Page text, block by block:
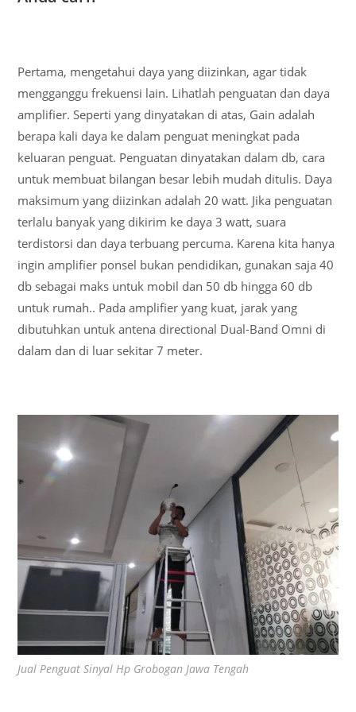
Pertama, mengetahui daya yang diizinkan, agar tidak
mengganggu frekuensi lain. Lihatlah penguatan dan daya
amplifier. Seperti yang dinyatakan di atas, Gain adalah
berapa kali daya ke dalam penguat meningkat pada
keluaran penguat. Penguatan dinyatakan dalam db, cara
untuk membuat bilangan besar lebih mudah ditulis. Daya
maksimum yang diizinkan adalah 20 watt. Jika penguatan
terlalu banyak yang dikirim ke daya 3 watt, suara
terdistorsi dan daya terbuang percuma. Karena kita hanya
ingin amplifier ponsel bukan pendidikan, gunakan saja 40
db sebagai maks untuk mobil dan 50 db hingga 60 db
untuk rumah.. Pada amplifier yang kuat, jarak yang
dibutuhkan untuk antena directional Dual-Band Omni di
dalam dan di luar sekitar 7 meter.
Jual Penguat Sinyal Hp Grobogan Jawa Tengah